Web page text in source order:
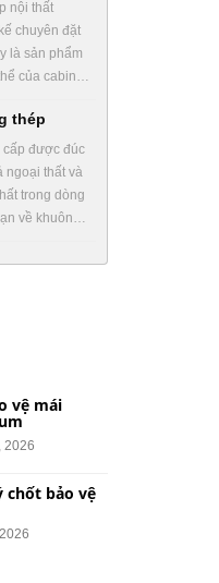
nội thất
chuyên đặt
là sản phẩm
của cabin…
thép
cấp được đúc
ngoại thất và
trong dòng
về khuôn…
vệ mái
2026
chốt bảo vệ